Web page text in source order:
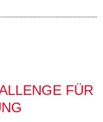
FÜR